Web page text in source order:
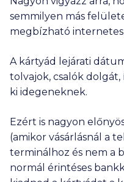
semmilyen más
megbízható
A kártyád lejárati
tolvajok, csalók dolgát,
ki idegeneknek.
Ezért is nagyon
(amikor vásárlásnál a
terminálhoz és nem a
normál érintéses